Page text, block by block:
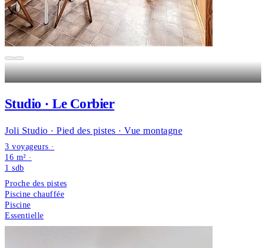
Studio · Le Corbier
Joli Studio · Pied des pistes · Vue montagne
3 voyageurs ·
16 m² ·
1sdb
Proche des pistes
Piscine chauffée
Piscine
Essentielle